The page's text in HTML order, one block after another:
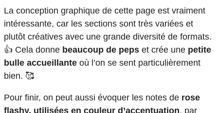
La conception graphique de cette page est vraiment
intéressante, car les sections sont très variées et
plutôt créatives avec une grande diversité de formats.
👍 Cela donne beaucoup de peps et crée une petite
bulle accueillante où l’on se sent particulièrement
bien. 🥰
Pour finir, on peut aussi évoquer les notes de rose
flashy, utilisées en couleur d’accentuation, par